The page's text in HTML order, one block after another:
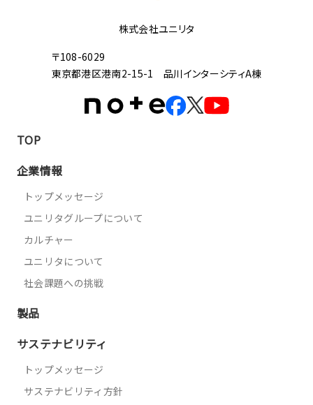
株式会社ユニリタ
〒108-6029
東京都港区港南2-15-1 品川インターシティA棟
TOP
企業情報
トップメッセージ
ユニリタグループについて
カルチャー
ユニリタについて
社会課題への挑戦
製品
サステナビリティ
トップメッセージ
サステナビリティ方針